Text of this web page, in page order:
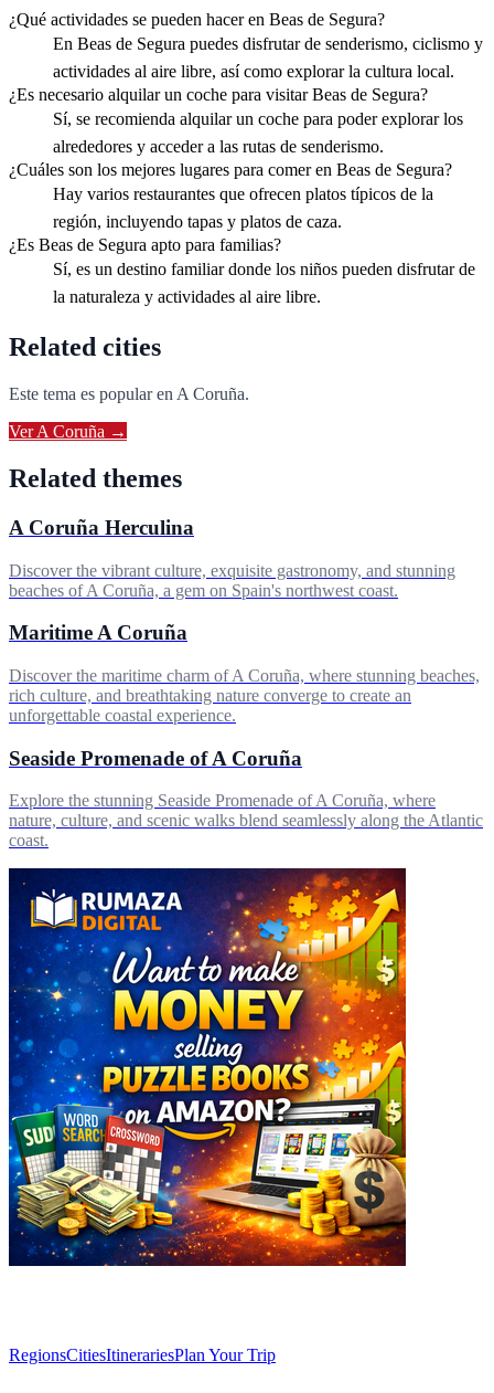
¿Qué actividades se pueden hacer en Beas de Segura?
En Beas de Segura puedes disfrutar de senderismo, ciclismo y
actividades al aire libre, así como explorar la cultura local.
¿Es necesario alquilar un coche para visitar Beas de Segura?
Sí, se recomienda alquilar un coche para poder explorar los
alrededores y acceder a las rutas de senderismo.
¿Cuáles son los mejores lugares para comer en Beas de Segura?
Hay varios restaurantes que ofrecen platos típicos de la
región, incluyendo tapas y platos de caza.
¿Es Beas de Segura apto para familias?
Sí, es un destino familiar donde los niños pueden disfrutar de
la naturaleza y actividades al aire libre.
Related cities
Este tema es popular en A Coruña.
VerA Coruña →
Related themes
A Coruña Herculina
Discover the vibrant culture, exquisite gastronomy, and stunning
beaches of A Coruña, a gem on Spain's northwest coast.
Maritime A Coruña
Discover the maritime charm of A Coruña, where stunning beaches,
rich culture, and breathtaking nature converge to create an
unforgettable coastal experience.
Seaside Promenade of A Coruña
Explore the stunning Seaside Promenade of A Coruña, where
nature, culture, and scenic walks blend seamlessly along the Atlantic
coast.
RegionsCitiesItinerariesPlan Your Trip